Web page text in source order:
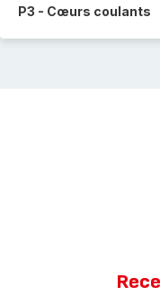
P3 - Cœurs coulants